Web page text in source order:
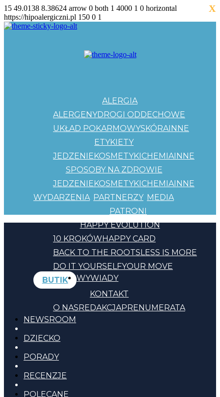
15 49.0138 8.38624 arrow 0 both 1 4000 1 0 horizontal
https://hipoalergiczni.pl 150 0 1
ALERGIA
ALERGENYDROGI ODDECHOWE
UKŁAD POKARMOWYSKÓRAINNE
ETYKIETY
JEDZENIEKOSMETYKICHEMIAINNE
SPOSOBY NA ZDROWIE
JEDZENIEKOSMETYKICHEMIAINNE
WYDARZENIA PARTNERZY
PATRONI
MEDIA
HAPPY EVOLUTION
10 KROKÓWHAPPY CARD
BACK TO THE ROOTSLESS IS MORE
DO IT YOURSELFYOUR MOVE
BUTIK
KONTAKT
O NASREDAKCJAPRENUMERATA
WYWIADY
NEWSROOM
DZIECKO
PORADY
RECENZJE
POLECANE
X